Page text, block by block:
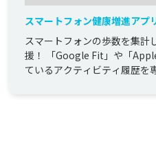
スマートフォン健康増進アプ
スマートフォンの歩数を集計
援！ 「Google Fit」や「
ているアクティビティ履歴を